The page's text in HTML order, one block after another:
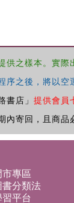
供之樣本。實
序之後，將以
店」 提供會員
內寄回，且商
市專區
書分類法
平台